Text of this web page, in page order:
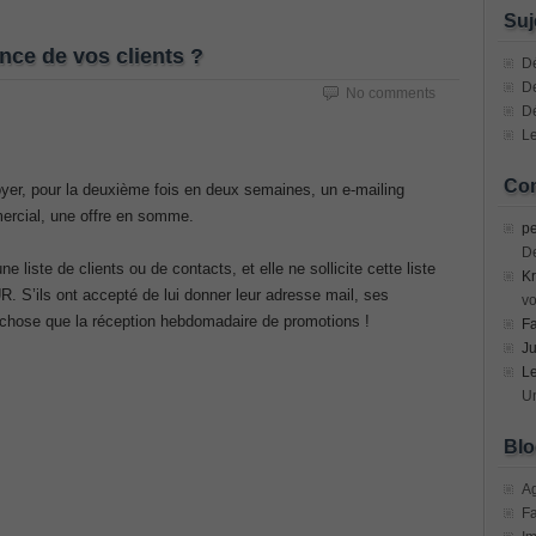
Cisco Network Security Dump
Exam, Architecting Microsoft Azure Solutions Exam
Dumps
de vos clients ?
No comments
pour la deuxième fois en deux semaines, un e-mailing
une offre en somme.
liste de clients ou de contacts, et elle ne sollicite cette liste
S’ils ont accepté de lui donner leur adresse mail, ses
que la réception hebdomadaire de promotions !